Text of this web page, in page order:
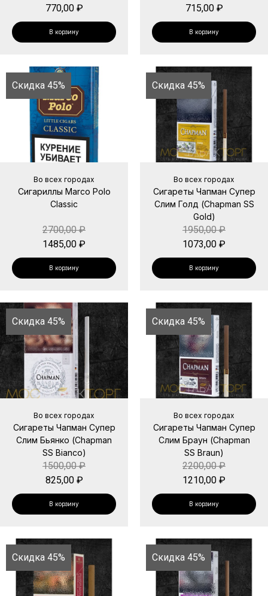
770,00 ₽
В корзину
715,00 ₽
В корзину
Скидка 45%
Во всех городах
Сигариллы Marco Polo
Classic
2700,00₽
1485,00 ₽
В корзину
Скидка 45%
Во всех городах
Сигареты Чапман Супер
Слим Голд (Chapman SS
Gold)
1950,00₽
1073,00 ₽
В корзину
Скидка 45%
Во всех городах
Сигареты Чапман Супер
Слим Бьянко (Chapman
SS Bianco)
1500,00₽
825,00 ₽
В корзину
Скидка 45%
Во всех городах
Сигареты Чапман Супер
Слим Браун (Chapman
SS Braun)
2200,00₽
1210,00 ₽
В корзину
Скидка 45% Скидка 45%